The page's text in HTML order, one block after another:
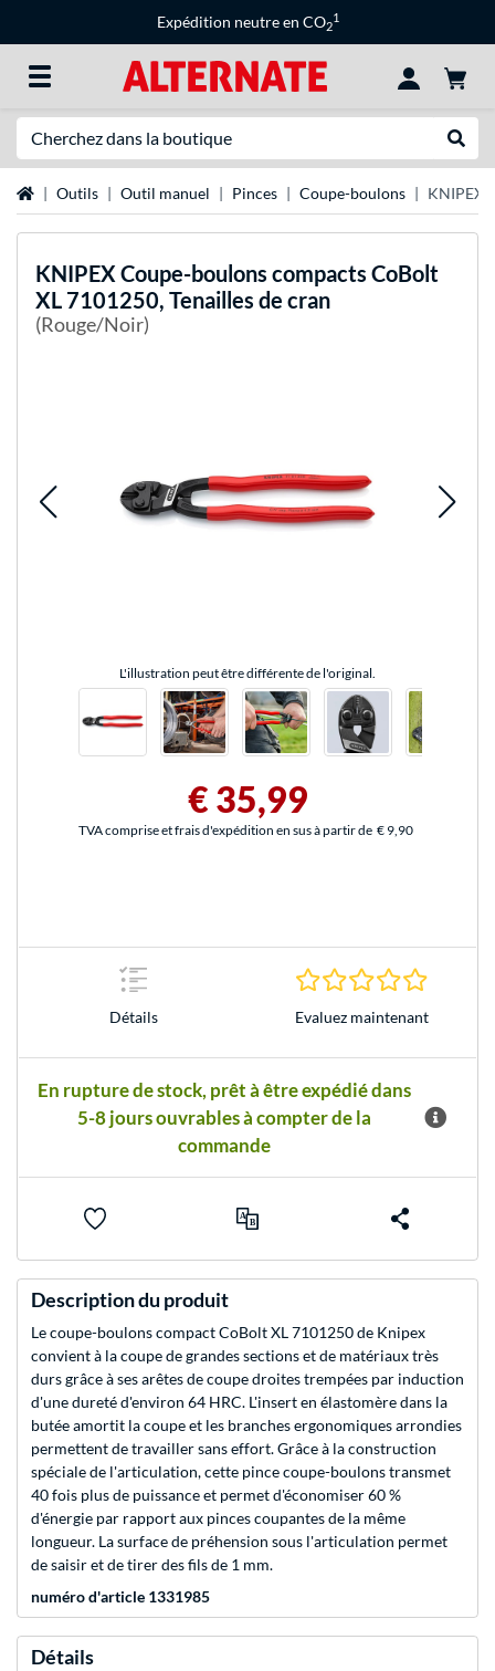
Expédition neutre en CO2
1
Page d'accueil
Outils Outil manuel Pinces Coupe-boulons KNIPEX
KNIPEX Coupe-boulons compacts CoBolt
XL 7101250, Tenailles de cran
(Rouge/Noir)
L'illustration peut être différente de l'original.
€ 35,99
TVA comprise et frais d'expédition en sus à partir de € 9,90
Détails Evaluez maintenant
En rupture de stock, prêt à être expédié dans
5-8 jours ouvrables à compter de la
commande
Description du produit
Le coupe-boulons compact CoBolt XL 7101250 de Knipex
convient à la coupe de grandes sections et de matériaux très
durs grâce à ses arêtes de coupe droites trempées par induction
d'une dureté d'environ 64 HRC. L'insert en élastomère dans la
butée amortit la coupe et les branches ergonomiques arrondies
permettent de travailler sans effort. Grâce à la construction
spéciale de l'articulation, cette pince coupe-boulons transmet
40 fois plus de puissance et permet d'économiser 60 %
d'énergie par rapport aux pinces coupantes de la même
longueur. La surface de préhension sous l'articulation permet
de saisir et de tirer des fils de 1 mm.
numéro d'article 1331985
Détails